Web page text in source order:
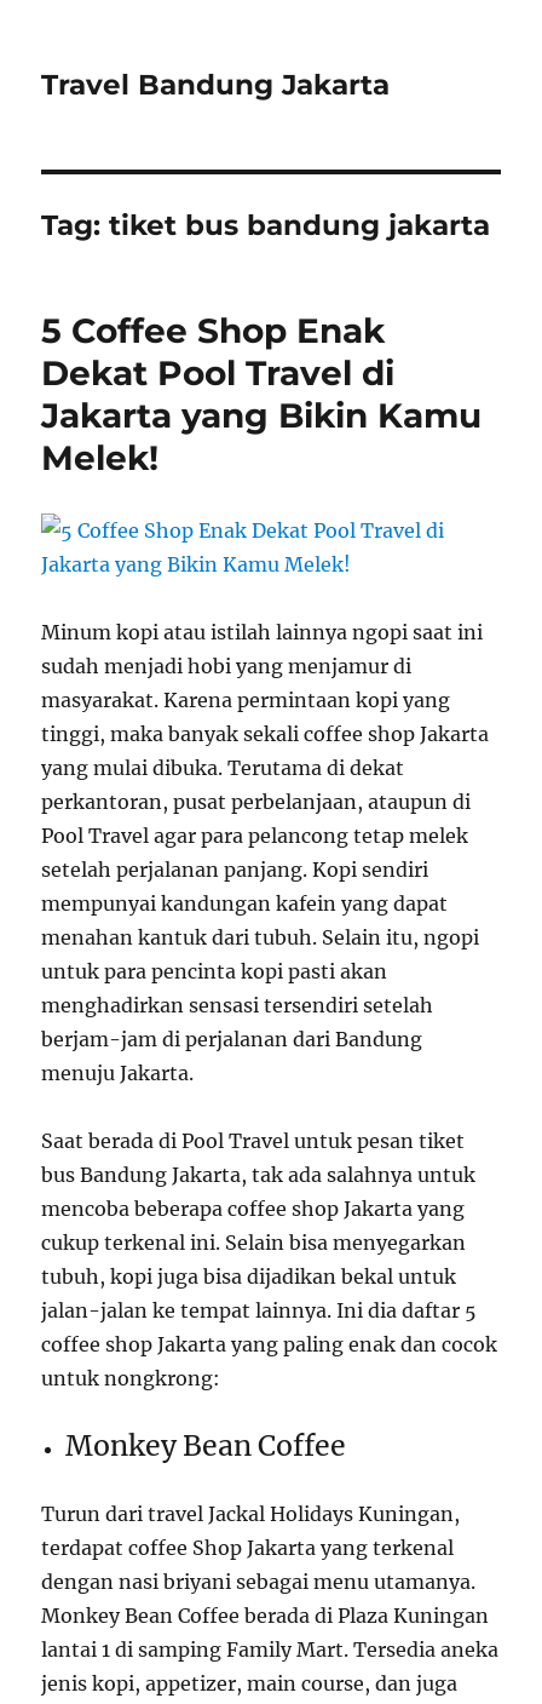
Travel Bandung Jakarta
Tag:tiket bus bandung jakarta
5 Coffee Shop Enak
Dekat Pool Travel di
Jakarta yang Bikin Kamu
Melek!
Minum kopi atau istilah lainnya ngopi saat ini
sudah menjadi hobi yang menjamur di
masyarakat. Karena permintaan kopi yang
tinggi, maka banyak sekalicoffee shop Jakarta
yang mulai dibuka. Terutama di dekat
perkantoran, pusat perbelanjaan, ataupun di
Pool Travel agar para pelancong tetap melek
setelah perjalanan panjang. Kopi sendiri
mempunyai kandungan kafein yang dapat
menahan kantuk dari tubuh. Selain itu, ngopi
untuk para pencinta kopi pasti akan
menghadirkan sensasi tersendiri setelah
berjam-jam di perjalanan dari Bandung
menuju Jakarta.
Saat berada di Pool Travel untuk pesantiket
bus Bandung Jakarta, tak ada salahnya untuk
mencoba beberapacoffee shop Jakarta yang
cukup terkenal ini. Selain bisa menyegarkan
tubuh, kopi juga bisa dijadikan bekal untuk
jalan-jalan ke tempat lainnya. Ini dia daftar 5
coffee shop Jakarta yang paling enak dan cocok
untuk nongkrong:
Monkey Bean Coffee
Turun dari travel Jackal Holidays Kuningan,
terdapatcoffee Shop Jakarta yang terkenal
dengan nasi briyani sebagai menu utamanya.
Monkey Bean Coffee berada di Plaza Kuningan
lantai 1 di samping Family Mart. Tersedia aneka
jenis kopi, appetizer, main course, dan juga